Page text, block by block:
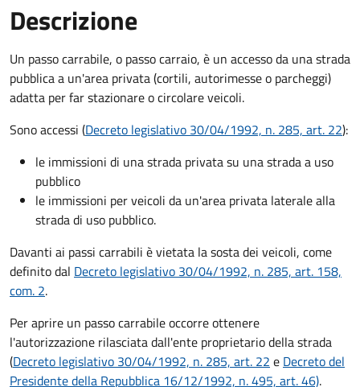
Descrizione
Un passo carrabile, o passo carraio, è un accesso da una strada
pubblica a un'area privata (cortili, autorimesse o parcheggi)
adatta per far stazionare o circolare veicoli.
Sono accessi (Decreto legislativo 30/04/1992, n. 285, art. 22):
le immissioni di una strada privata su una strada a uso
pubblico
le immissioni per veicoli da un'area privata laterale alla
strada di uso pubblico.
Davanti ai passi carrabili è vietata la sosta dei veicoli, come
definito dal Decreto legislativo 30/04/1992, n. 285, art. 158,
com. 2.
Per aprire un passo carrabile occorre ottenere
l'autorizzazione rilasciata dall'ente proprietario della strada
(Decreto legislativo 30/04/1992, n. 285, art. 22 e Decreto del
Presidente della Repubblica 16/12/1992, n. 495, art. 46).